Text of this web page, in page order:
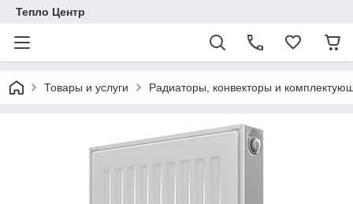
Тепло Центр
Товары и услуги Радиаторы, конвекторы и